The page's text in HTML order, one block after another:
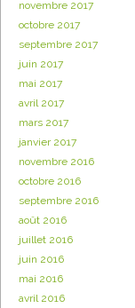
novembre 2017
octobre 2017
septembre 2017
juin 2017
mai 2017
avril 2017
mars 2017
janvier 2017
novembre 2016
octobre 2016
septembre 2016
août 2016
juillet 2016
juin 2016
mai 2016
avril 2016